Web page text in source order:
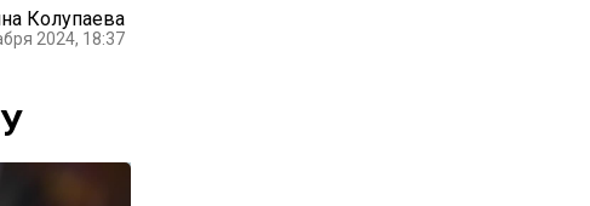
Колупаева
2024, 18:37